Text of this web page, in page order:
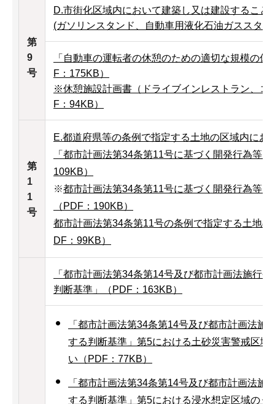
第
9
号
D.市街化区域内において建築し又は建設すること
(ガソリンスタンド、自動車用液化石油ガススタ
「自動車の運転者の休憩のための適切な規模の
F：175KB）
※休憩施設計画書（ドライブインレストラン、コ
F：94KB）
第
1
1
号
E.都道府県等の条例で指定する土地の区域内にお
「都市計画法第34条第11号に基づく開発行為等
109KB）
※都市計画法第34条第11号に基づく開発行為等
（PDF：190KB）
都市計画法第34条第11号の条例で指定する土地
DF：99KB）
「都市計画法第34条第14号及び都市計画法施行
判断基準」（PDF：163KB）
「都市計画法第34条第14号及び都市計画法施
する判断基準」第5における土砂災害警戒区域
い（PDF：77KB）
「都市計画法第34条第14号及び都市計画法施
する判断基準」第5における浸水想定区域のう